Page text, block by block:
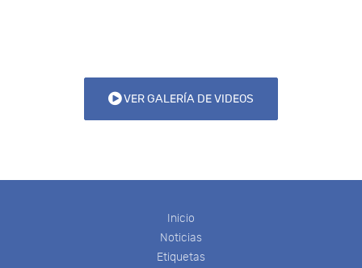
VER GALERÍA DE VIDEOS
Inicio
Noticias
Etiquetas